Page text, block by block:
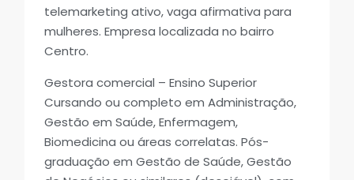
telemarketing ativo, vaga afirmativa para
mulheres. Empresa localizada no bairro
Centro.
Gestora comercial – Ensino Superior
Cursando ou completo em Administração,
Gestão em Saúde, Enfermagem,
Biomedicina ou áreas correlatas. Pós-
graduação em Gestão de Saúde, Gestão